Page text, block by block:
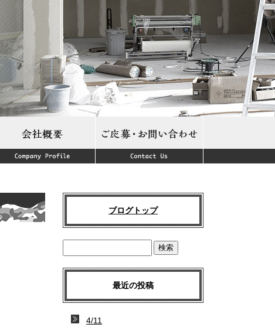
ブログトップ
最近の投稿
4/11